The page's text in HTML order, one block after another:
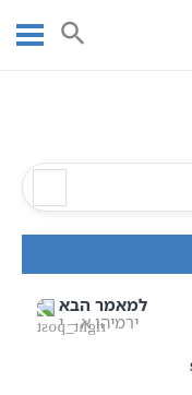
יהושוע
למאמר הבא
ירמיהו א – י